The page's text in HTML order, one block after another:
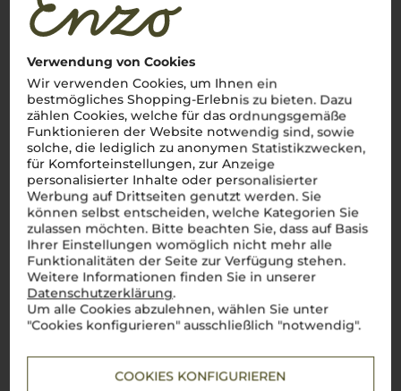
Verwendung von Cookies
Wir verwenden Cookies, um Ihnen ein
bestmögliches Shopping-Erlebnis zu bieten. Dazu
zählen Cookies, welche für das ordnungsgemäße
Funktionieren der Website notwendig sind, sowie
solche, die lediglich zu anonymen Statistikzwecken,
für Komforteinstellungen, zur Anzeige
personalisierter Inhalte oder personalisierter
Werbung auf Drittseiten genutzt werden. Sie
können selbst entscheiden, welche Kategorien Sie
zulassen möchten. Bitte beachten Sie, dass auf Basis
Ihrer Einstellungen womöglich nicht mehr alle
Funktionalitäten der Seite zur Verfügung stehen.
Weitere Informationen finden Sie in unserer
Datenschutzerklärung.
Um alle Cookies abzulehnen, wählen Sie unter
"Cookies konfigurieren" ausschließlich "notwendig".
COOKIES KONFIGURIEREN
Über die Rebsorte